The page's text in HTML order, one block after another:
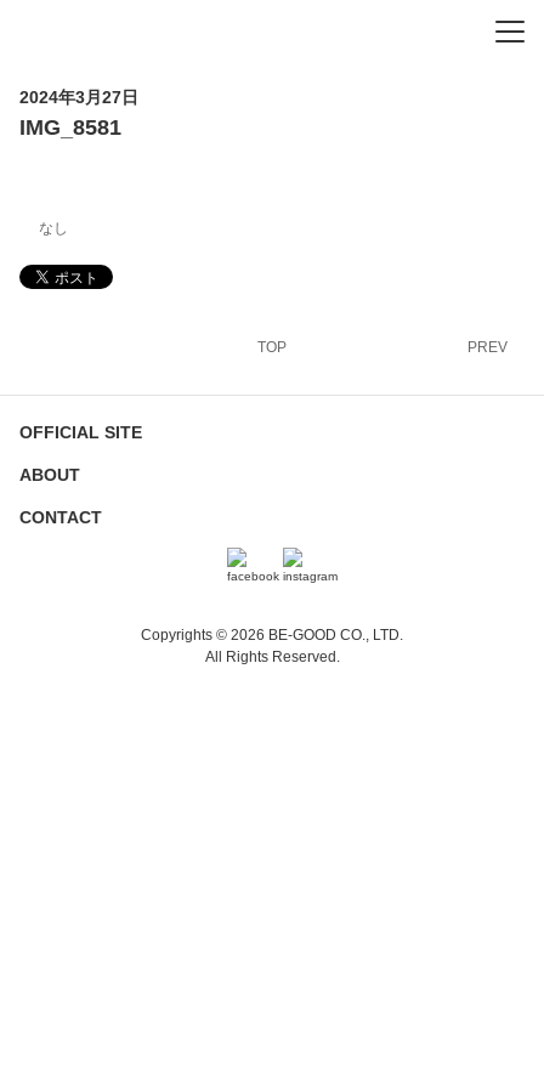
2024年3月27日
IMG_8581
なし
TOP PREV
OFFICIAL SITE
ABOUT
CONTACT
Copyrights © 2026 BE-GOOD CO., LTD.
All Rights Reserved.